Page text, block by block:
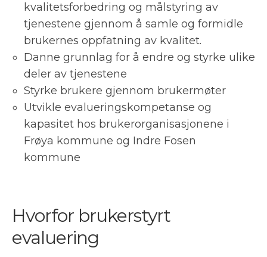
kvalitetsforbedring og målstyring av
tjenestene gjennom å samle og formidle
brukernes oppfatning av kvalitet.
Danne grunnlag for å endre og styrke ulike
deler av tjenestene
Styrke brukere gjennom brukermøter
Utvikle evalueringskompetanse og
kapasitet hos brukerorganisasjonene i
Frøya kommune og Indre Fosen
kommune
Hvorfor brukerstyrt
evaluering